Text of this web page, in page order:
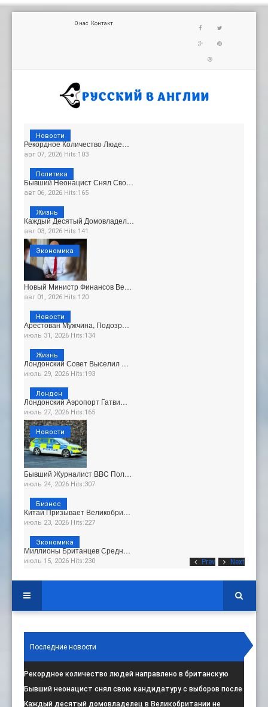
О нас Контакт
Prev Next
Рекордное Количество Люде…
авг 07, 2026 Hits:103
Новости
Бывший Неонацист Снял Сво…
авг 06, 2026 Hits:165
Политика
Каждый Десятый Домовладел…
авг 03, 2026 Hits:141
Жизнь
Новый Министр Финансов Ве…
авг 01, 2026 Hits:120
Экономика
Арестован Мужчина, Подозр…
июль 31, 2026 Hits:134
Новости
Лондонский Совет Выселил …
июль 29, 2026 Hits:193
Жизнь
Лондонский Аэропорт Гатви…
июль 27, 2026 Hits:165
Лондон
Бывший Журналист BBC Пол…
июль 24, 2026 Hits:307
Новости
Китай Призывает Великобри…
июль 23, 2026 Hits:227
Бизнес
Миллионы Британцев Средн…
июль 15, 2026 Hits:230
Экономика
Последние новости
Рекордное количество людей направлено в британскую
программу по борьбе с радикал:
Бывший неонацист снял свою кандидатуру с выборов после
негативной реакции общест:
Каждый десятый домовладелец в Великобритании не